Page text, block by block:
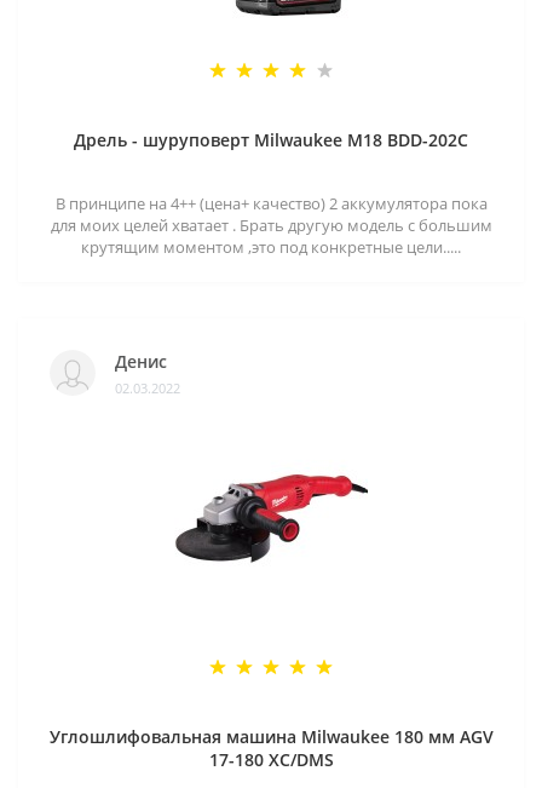
Дрель - шуруповерт Milwaukee M18 BDD-202C
В принципе на 4++ (цена+ качество) 2 аккумулятора пока
для моих целей хватает . Брать другую модель с большим
крутящим моментом ,это под конкретные цели.....
Денис
02.03.2022
Углошлифовальная машина Milwaukee 180 мм AGV
17-180 XC/DMS